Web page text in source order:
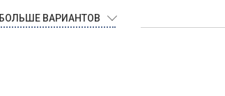
БОЛЬШЕ ВАРИАНТОВ